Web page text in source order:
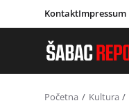
KontaktImpressum
Početna Kultura